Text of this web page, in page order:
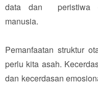
data dan peristiwa
manusia.
Pemanfaatan struktur
perlu kita asah.
dan kecerdasan